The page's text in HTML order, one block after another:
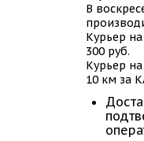
В
Курьер
300 руб.
Курьер
10 км за